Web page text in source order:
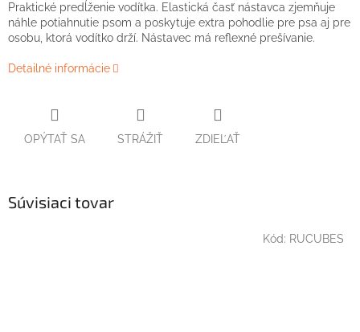
Praktické predĺženie vodítka. Elastická časť nástavca zjemňuje
náhle potiahnutie psom a poskytuje extra pohodlie pre psa aj pre
osobu, ktorá vodítko drží. Nástavec má reflexné prešívanie.
Detailné informácie
OPÝTAŤ SA STRÁŽIŤ ZDIEĽAŤ
Súvisiaci tovar
Kód: RUCUBES